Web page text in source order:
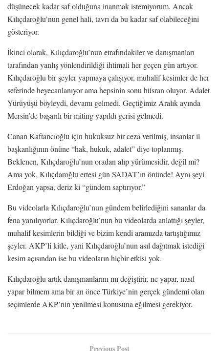
düşünecek kadar saf olduğuna inanmak istemiyorum. Ancak
Kılıçdaroğlu’nun genel hali, tavrı da bu kadar saf olabileceğini
gösteriyor.
İkinci olarak, Kılıçdaroğlu’nun etrafındakiler ve danışmanları
tarafından yanlış yönlendirildiği ihtimali her geçen gün artıyor.
Kılıçdaroğlu bir şeyler yapmaya çalışıyor, muhalif kesimler de her
seferinde heyecanlanıyor ama hepsinin sonu hüsran oluyor. Adalet
Yürüyüşü böyleydi, devamı gelmedi. Geçtiğimiz Aralık ayında
Mersin’de başarılı bir miting yapıldı gerisi gelmedi.
Canan Kaftancıoğlu için hukuksuz bir ceza verilmiş, insanlar il
başkanlığının önüne “hak, hukuk, adalet” diye toplanmış.
Beklenen, Kılıçdaroğlu’nun oradan alıp yürümesidir, değil mi?
Ama yok, Kılıçdaroğlu ertesi gün SADAT’ın önünde! Aynı şeyi
Erdoğan yapsa, deriz ki “gündem saptırıyor.”
Bu videolarla Kılıçdaroğlu’nun gündem belirlediğini sananlar da
fena yanılıyorlar. Kılıçdaroğlu’nun bu videolarda anlattığı şeyler,
muhalif kesimlerin bildiği ve bizim kendi aramızda tartıştığımız
şeyler. AKP’li kitle, yani Kılıçdaroğlu’nun asıl dağıtmak istediği
kesim açısından ise bu videoların hiçbir etkisi yok.
Kılıçdaroğlu artık danışmanlarını mı değiştirir, ne yapar, nasıl
yapar bilmem ama bir an önce Türkiye’nin gerçek gündemi olan
seçimlerde AKP’nin yenilmesi konusuna eğilmesi gerekiyor.
Previous Post